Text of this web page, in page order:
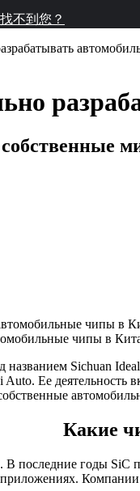
不到您？
чипы в
Sichuan
Ее деятельность
Какие
последние годы SiC